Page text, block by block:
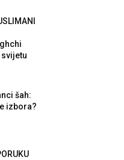
šah:
izbora?